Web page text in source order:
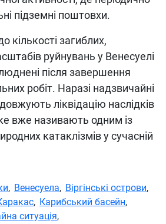
підземні поштовхи.
кількості загиблих,
руйнувань у Венесуелі
після завершення
робіт. Наразі надзвичайні
ліквідацію наслідків
вже називають одним із
катаклізмів у сучасній
, Венесуела, Віргінські острови,
, Карибський басейн,
ситуація,